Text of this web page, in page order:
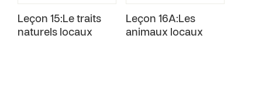
Leçon 15:Le traits
naturels locaux
Leçon 16A:Les
animaux locaux